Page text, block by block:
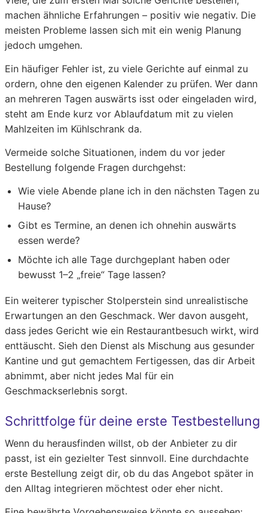
machen ähnliche Erfahrungen – positiv wie negativ. Die
meisten Probleme lassen sich mit ein wenig Planung
jedoch umgehen.
Ein häufiger Fehler ist, zu viele Gerichte auf einmal zu
ordern, ohne den eigenen Kalender zu prüfen. Wer dann
an mehreren Tagen auswärts isst oder eingeladen wird,
steht am Ende kurz vor Ablaufdatum mit zu vielen
Mahlzeiten im Kühlschrank da.
Vermeide solche Situationen, indem du vor jeder
Bestellung folgende Fragen durchgehst:
Wie viele Abende plane ich in den nächsten Tagen zu
Hause?
Gibt es Termine, an denen ich ohnehin auswärts
essen werde?
Möchte ich alle Tage durchgeplant haben oder
bewusst 1–2 „freie“ Tage lassen?
Ein weiterer typischer Stolperstein sind unrealistische
Erwartungen an den Geschmack. Wer davon ausgeht,
dass jedes Gericht wie ein Restaurantbesuch wirkt, wird
enttäuscht. Sieh den Dienst als Mischung aus gesunder
Kantine und gut gemachtem Fertigessen, das dir Arbeit
abnimmt, aber nicht jedes Mal für ein
Geschmackserlebnis sorgt.
Schrittfolge für deine erste Testbestellung
Wenn du herausfinden willst, ob der Anbieter zu dir
passt, ist ein gezielter Test sinnvoll. Eine durchdachte
erste Bestellung zeigt dir, ob du das Angebot später in
den Alltag integrieren möchtest oder eher nicht.